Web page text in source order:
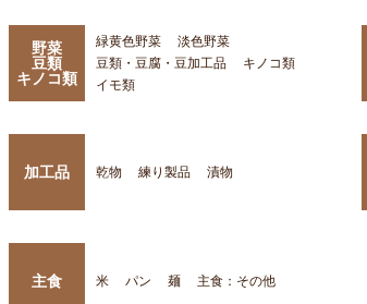
野菜
豆類
キノコ類
緑黄色野菜
淡色野菜
豆類・豆腐・豆加工品
キノコ類
イモ類
加工品 乾物 練り製品 漬物
主食 米 パン 麺 主食：その他